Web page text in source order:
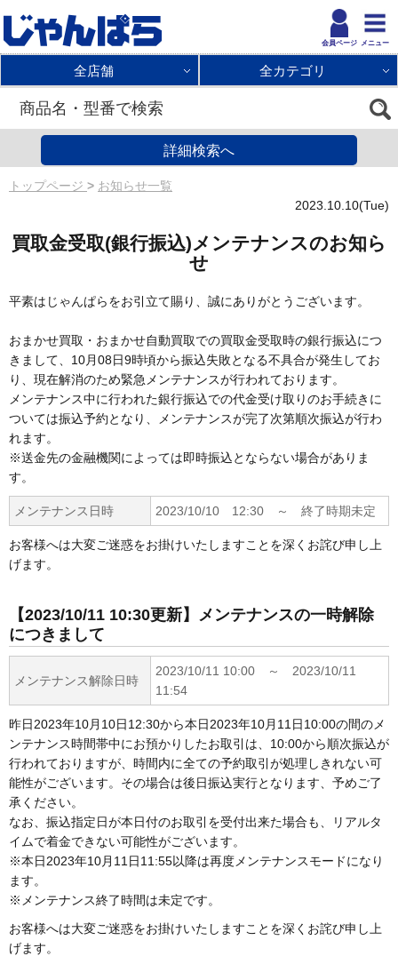
会員ページ メニュー
カートの中を見る
商品カテゴリー
iPhone 17e
iPhone 17 Pro Max
iPhone 17 Pro
iPhone 17
iPhone 16 Pro Max
iPhone 16 Plus
iPhone 16
iPhone 15 Pro
iPhone 15 Plus
iPhone 15
iPhone 14 Pro
AirPods
AirPods
AirPods（第2世代）
AirPods（第2世代/ﾜｲﾔﾚｽ充電）
AirPods4
AirPods Pro
AirPods Pro（MagSafe）
AirPods Pro2
AirPods Pro2（USB-C）
AirPods Pro3
AirPods Max
AirPodsアクセサリー
iPad
A16 (2025)
第10世代 (2022)
第7世代 (2019)
第5世代 (2017)
第4世代 (2012)
iPad Pro
13インチ
M4 (2024)
第6世代 (2022)
第4世代 (2020)
11インチ
M4 (2024)
9.7インチ (2016)
iPad mini
第6世代 (2021)
mini4（2015）
13インチ
M3 (2025)
M4 (2026)
第5世代 (2022)
Apple Pencil
Apple Pencil（第1世代）
Apple Pencil Pro
Android
Pixel 9
Pixel 7
Pixel 6
Galaxy S26
Galaxy S25
Galaxy S23
Galaxy Z Flip
Lenovo
NEC
dtab
OPPO
Fire HD 10
Kindle Scribe
すべて
dynabook
Let's note
ThinkPad
Windowsタブレット
Surface
ノートPC すべて
Androidタブレット すべて
Surface Book
Surface Go
Chromebook
Macデスクトップ
iMac 21.5インチ
iMac 21.5インチ 4K
iMac 24インチ 4.5K
すべて
Macbook Neo
Apple M5
docomo
au
モバイルルータ／データカード
すべて
5Gモデル
4G/LTEモデル
ウェアラブル端末
すべて
AppleWatch
Galaxy
Huawei
Garmin
Xiaomi
カメラ
デジタル一眼
交換レンズ
フィルムカメラ
カメラ用アクセサリー
オーディオビジュアル機器
ヘッドホン
SONY
BOSE
すべて
Meta Quest 3
ビデオカメラ
すべて
携帯オーディオ機器
パソコンパーツ
CPU
内蔵HDD
外付HDD
外付光学ドライブ
各種アクセサリー
携帯電話用アクセサリー
ゲーム機
会員サービス
入荷お知らせメールサービス
ガラスコーティングサービス
じゃんぱらあんしん保証
じゃんぱら買取サービス
買取トップページ
おまかせ買取サービス
分割買取サービス
じゃんぱら修理サービス
修理トップページ
お得なセット割サービス
販売ご利用案内
ご利用の流れ
3つの安心
お問い合わせ
全店舗 全カテゴリ
トップページ
お知らせ一覧
2023.10.10(Tue)
買取金受取(銀行振込)メンテナンスのお知ら
せ
平素はじゃんぱらをお引立て賜り、誠にありがとうございます。
おまかせ買取・おまかせ自動買取での買取金受取時の銀行振込につ
きまして、10月08日9時頃から振込失敗となる不具合が発生してお
り、現在解消のため緊急メンテナンスが行われております。
メンテナンス中に行われた銀行振込での代金受け取りのお手続きに
ついては振込予約となり、メンテナンスが完了次第順次振込が行わ
れます。
※送金先の金融機関によっては即時振込とならない場合がありま
す。
メンテナンス日時 2023/10/10 12:30 ～ 終了時期未定
お客様へは大変ご迷惑をお掛けいたしますことを深くお詫び申し上
げます。
【2023/10/11 10:30更新】メンテナンスの一時解除
につきまして
メンテナンス解除日時
2023/10/11 10:00 ～ 2023/10/11
11:54
昨日2023年10月10日12:30から本日2023年10月11日10:00の間のメ
ンテナンス時間帯中にお預かりしたお取引は、10:00から順次振込が
行われておりますが、時間内に全ての予約取引が処理しきれない可
能性がございます。その場合は後日振込実行となります、予めご了
承ください。
なお、振込指定日が本日付のお取引を受付出来た場合も、リアルタ
イムで着金できない可能性がございます。
※本日2023年10月11日11:55以降は再度メンテナンスモードになり
ます。
※メンテナンス終了時間は未定です。
お客様へは大変ご迷惑をお掛けいたしますことを深くお詫び申し上
げます。